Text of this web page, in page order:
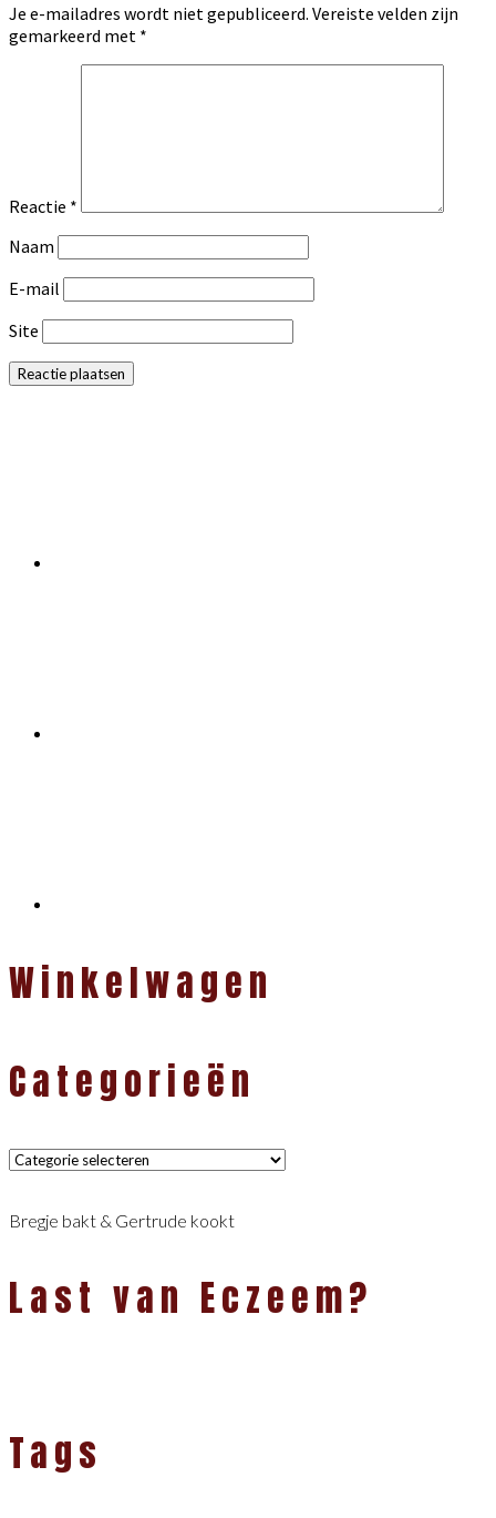
Je e-mailadres wordt niet gepubliceerd. Vereiste velden zijn
gemarkeerd met *
Reactie *
Naam
E-mail
Site
Winkelwagen
Categorieën
Categorieën
Bregje bakt & Gertrude kookt
Last van Eczeem?
Tags